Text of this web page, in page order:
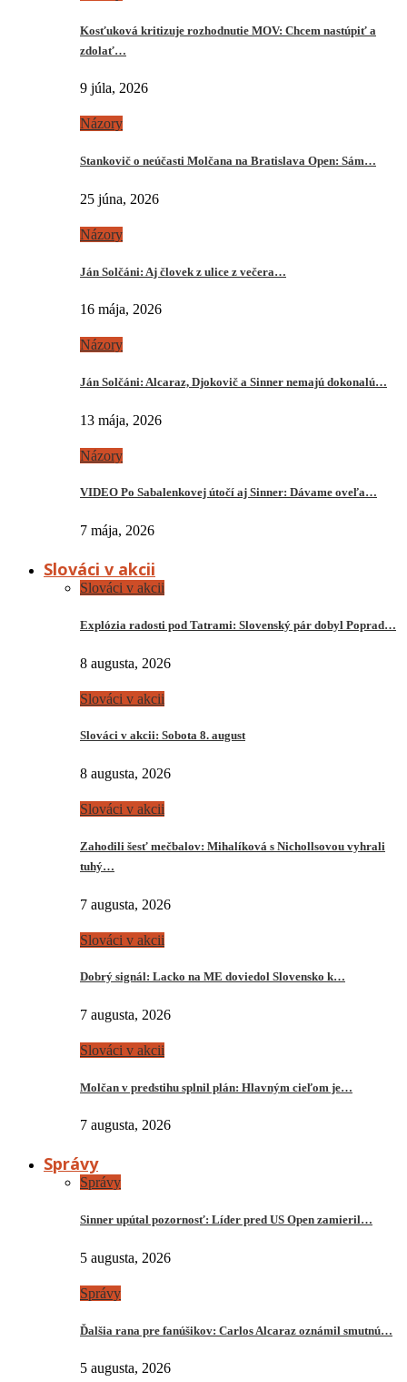
Kosťuková kritizuje rozhodnutie MOV: Chcem nastúpiť a
zdolať…
9 júla, 2026
Názory
Stankovič o neúčasti Molčana na Bratislava Open: Sám…
25 júna, 2026
Názory
Ján Solčáni: Aj človek z ulice z večera…
16 mája, 2026
Názory
Ján Solčáni: Alcaraz, Djokovič a Sinner nemajú dokonalú…
13 mája, 2026
Názory
VIDEO Po Sabalenkovej útočí aj Sinner: Dávame oveľa…
7 mája, 2026
Slováci v akcii
Slováci v akcii
Explózia radosti pod Tatrami: Slovenský pár dobyl Poprad…
8 augusta, 2026
Slováci v akcii
Slováci v akcii: Sobota 8. august
8 augusta, 2026
Slováci v akcii
Zahodili šesť mečbalov: Mihalíková s Nichollsovou vyhrali
tuhý…
7 augusta, 2026
Slováci v akcii
Dobrý signál: Lacko na ME doviedol Slovensko k…
7 augusta, 2026
Slováci v akcii
Molčan v predstihu splnil plán: Hlavným cieľom je…
7 augusta, 2026
Správy
Správy
Sinner upútal pozornosť: Líder pred US Open zamieril…
5 augusta, 2026
Správy
Ďalšia rana pre fanúšikov: Carlos Alcaraz oznámil smutnú…
5 augusta, 2026